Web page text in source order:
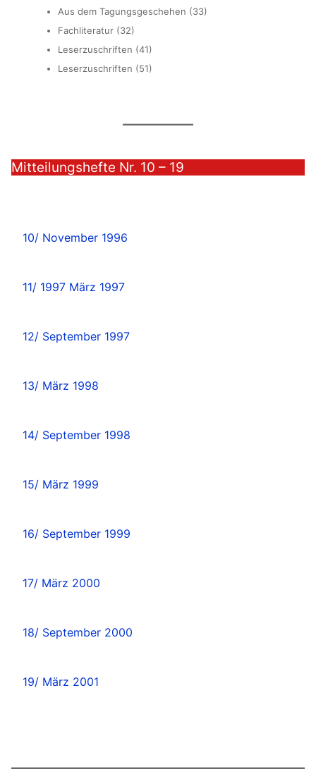
Aus dem Tagungsgeschehen (33)
Fachliteratur (32)
Leserzuschriften (41)
Leserzuschriften (51)
Mitteilungshefte Nr. 10 – 19
10/ November 1996
11/ 1997 März 1997
12/ September 1997
13/ März 1998
14/ September 1998
15/ März 1999
16/ September 1999
17/ März 2000
18/ September 2000
19/ März 2001